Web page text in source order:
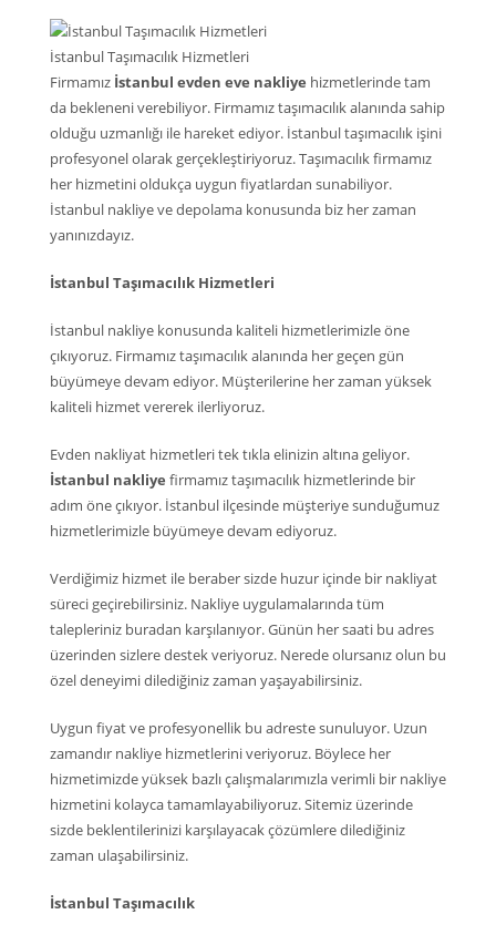
İstanbul Taşımacılık Hizmetleri
Firmamız İstanbul evden eve nakliye hizmetlerinde tam
da bekleneni verebiliyor. Firmamız taşımacılık alanında sahip
olduğu uzmanlığı ile hareket ediyor. İstanbul taşımacılık işini
profesyonel olarak gerçekleştiriyoruz. Taşımacılık firmamız
her hizmetini oldukça uygun fiyatlardan sunabiliyor.
İstanbul nakliye ve depolama konusunda biz her zaman
yanınızdayız.
İstanbul Taşımacılık Hizmetleri
İstanbul nakliye konusunda kaliteli hizmetlerimizle öne
çıkıyoruz. Firmamız taşımacılık alanında her geçen gün
büyümeye devam ediyor. Müşterilerine her zaman yüksek
kaliteli hizmet vererek ilerliyoruz.
Evden nakliyat hizmetleri tek tıkla elinizin altına geliyor.
İstanbul nakliye firmamız taşımacılık hizmetlerinde bir
adım öne çıkıyor. İstanbul ilçesinde müşteriye sunduğumuz
hizmetlerimizle büyümeye devam ediyoruz.
Verdiğimiz hizmet ile beraber sizde huzur içinde bir nakliyat
süreci geçirebilirsiniz. Nakliye uygulamalarında tüm
talepleriniz buradan karşılanıyor. Günün her saati bu adres
üzerinden sizlere destek veriyoruz. Nerede olursanız olun bu
özel deneyimi dilediğiniz zaman yaşayabilirsiniz.
Uygun fiyat ve profesyonellik bu adreste sunuluyor. Uzun
zamandır nakliye hizmetlerini veriyoruz. Böylece her
hizmetimizde yüksek bazlı çalışmalarımızla verimli bir nakliye
hizmetini kolayca tamamlayabiliyoruz. Sitemiz üzerinde
sizde beklentilerinizi karşılayacak çözümlere dilediğiniz
zaman ulaşabilirsiniz.
İstanbul Taşımacılık